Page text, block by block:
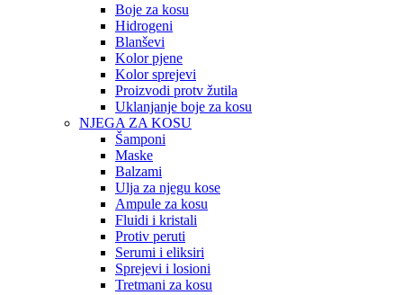
Boje za kosu
Hidrogeni
Blanševi
Kolor pjene
Kolor sprejevi
Proizvodi protv žutila
Uklanjanje boje za kosu
NJEGA ZA KOSU
Šamponi
Maske
Balzami
Ulja za njegu kose
Ampule za kosu
Fluidi i kristali
Protiv peruti
Serumi i eliksiri
Sprejevi i losioni
Tretmani za kosu